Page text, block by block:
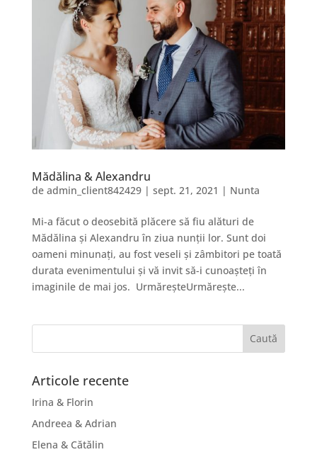
Mădălina & Alexandru
de admin_client842429| sept. 21, 2021 | Nunta
Mi-a făcut o deosebită plăcere să fiu alături de
Mădălina și Alexandru în ziua nunții lor. Sunt doi
oameni minunați, au fost veseli și zâmbitori pe toată
durata evenimentului și vă invit să-i cunoașteți în
imaginile de mai jos. UrmăreșteUrmărește...
Articole recente
Irina & Florin
Andreea & Adrian
Elena & Cătălin